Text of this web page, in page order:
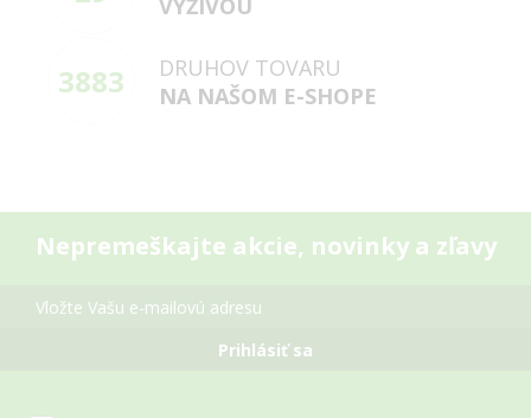
VÝŽIVOU
3883
DRUHOV TOVARU
NA NAŠOM E-SHOPE
Nepremeškajte akcie, novinky a zľavy
Prihlásiť sa